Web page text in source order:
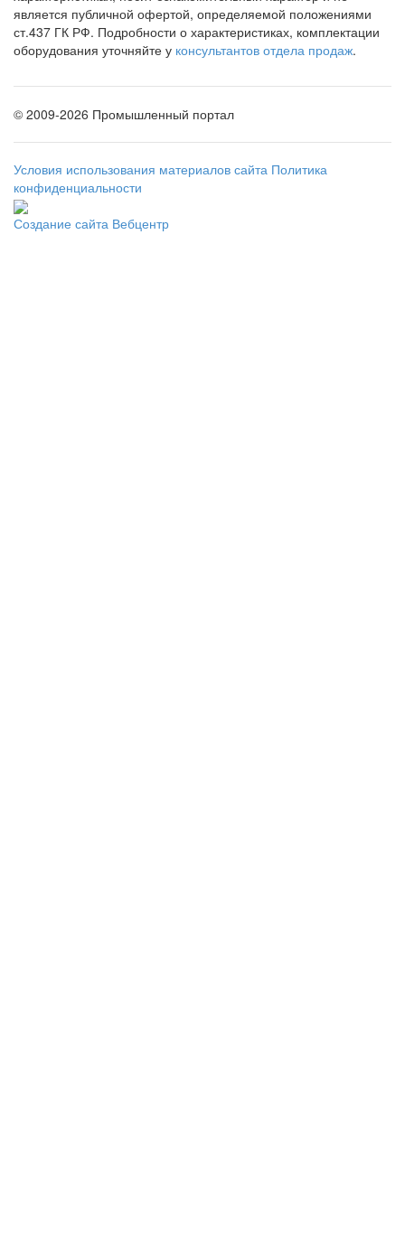
является публичной офертой, определяемой положениями
ст.437 ГК РФ. Подробности о характеристиках, комплектации
оборудования уточняйте у консультантов отдела продаж.
© 2009-2026 Промышленный портал
Условия использования материалов сайта Политика
конфиденциальности
Создание сайта Вебцентр